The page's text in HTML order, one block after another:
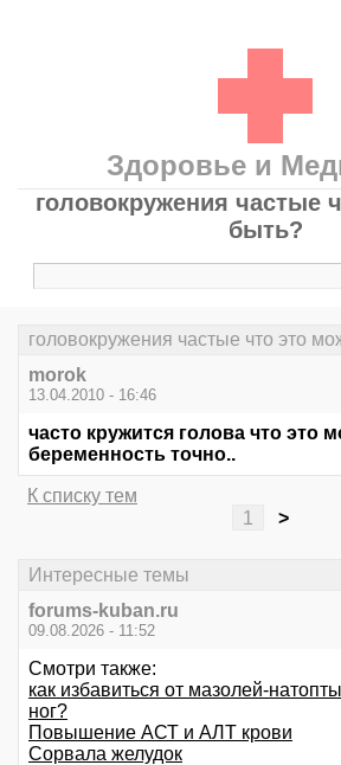
Здоровье и
головокружения частые
быть?
головокружения частые что это
morok
13.04.2010 - 16:46
часто кружится голова что это
беременность точно..
К списку тем
1
>
Интересные темы
forums-kuban.ru
09.08.2026 - 11:52
Смотри также:
как избавиться от мазолей-
ног?
Повышение АСТ и АЛТ крови
Сорвала желудок